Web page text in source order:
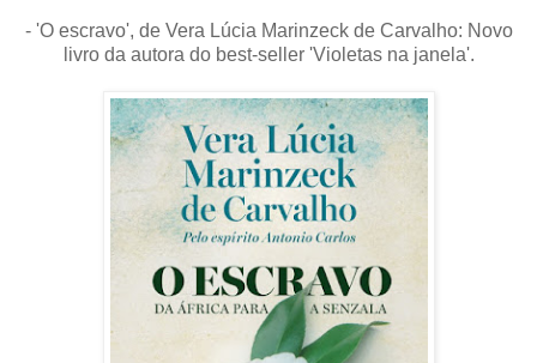
- 'O escravo', de Vera Lúcia Marinzeck de Carvalho: Novo
livro da autora do best-seller 'Violetas na janela'.